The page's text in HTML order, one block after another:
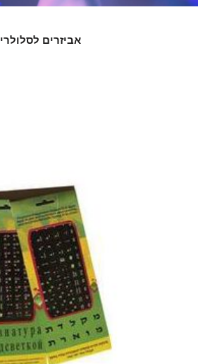
אביזרים לסלולרי